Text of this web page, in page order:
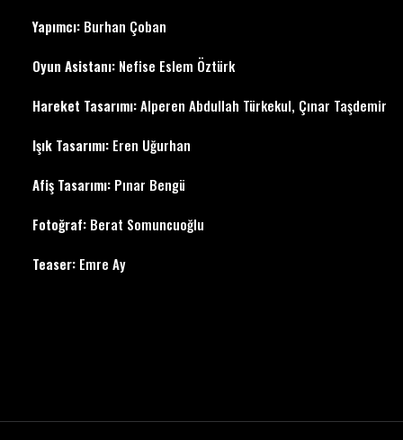
Yapımcı: Burhan Çoban
Oyun Asistanı: Nefise Eslem Öztürk
Hareket Tasarımı:Alperen Abdullah Türkekul, Çınar Taşdemir
Işık Tasarımı: Eren Uğurhan
Afiş Tasarımı: Pınar Bengü
Fotoğraf: Berat Somuncuoğlu
Teaser: Emre Ay